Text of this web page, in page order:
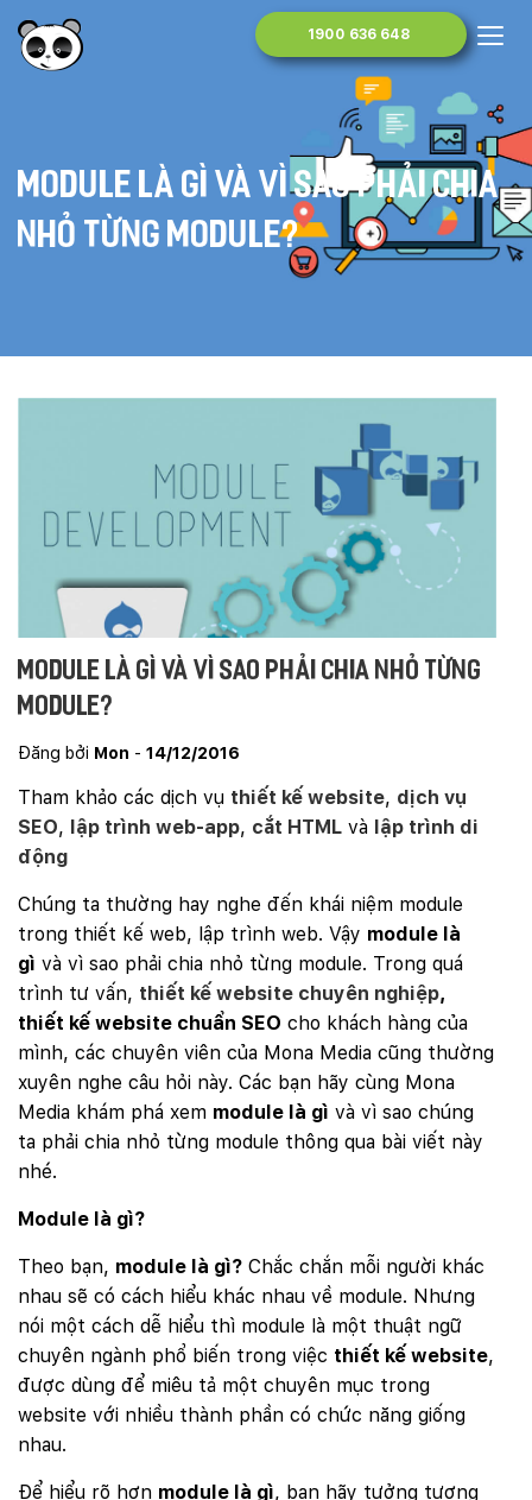
1900 636 648
Module là gì và vì sao phải chia
nhỏ từng module?
Module là gì và vì sao phải chia nhỏ từng
module?
Đăng bởi Mon - 14/12/2016
Tham khảo các dịch vụ thiết kế website, dịch vụ
SEO, lập trình web-app, cắt HTML và lập trình di
động
Chúng ta thường hay nghe đến khái niệm module
trong thiết kế web, lập trình web. Vậy module là
gì và vì sao phải chia nhỏ từng module. Trong quá
trình tư vấn, thiết kế website chuyên nghiệp,
thiết kế website chuẩn SEO cho khách hàng của
mình, các chuyên viên của Mona Media cũng thường
xuyên nghe câu hỏi này. Các bạn hãy cùng Mona
Media khám phá xem module là gì và vì sao chúng
ta phải chia nhỏ từng module thông qua bài viết này
nhé.
Module là gì?
Theo bạn, module là gì? Chắc chắn mỗi người khác
nhau sẽ có cách hiểu khác nhau về module. Nhưng
nói một cách dễ hiểu thì module là một thuật ngữ
chuyên ngành phổ biến trong việc thiết kế website,
được dùng để miêu tả một chuyên mục trong
website với nhiều thành phần có chức năng giống
nhau.
Để hiểu rõ hơn module là gì, bạn hãy tưởng tượng